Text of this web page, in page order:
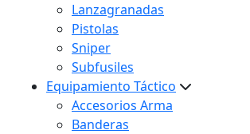
Lanzagranadas
Pistolas
Sniper
Subfusiles
Equipamiento Táctico
Accesorios Arma
Banderas